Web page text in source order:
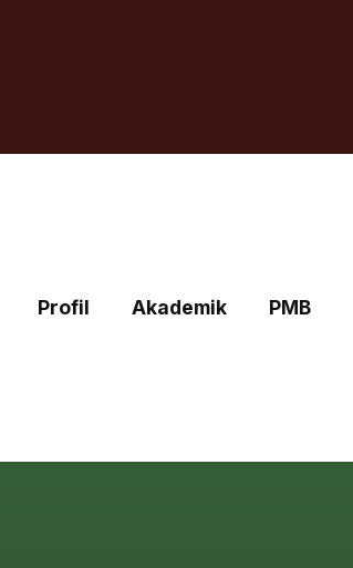
Profil Akademik PMB